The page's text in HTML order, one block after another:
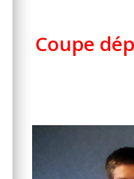
Coupe